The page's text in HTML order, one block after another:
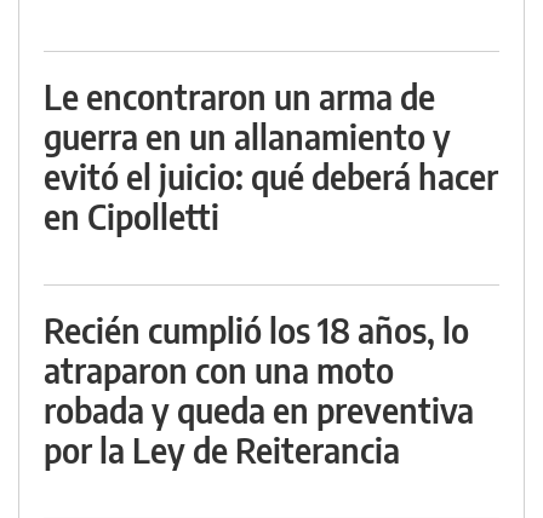
Le encontraron un arma de
guerra en un allanamiento y
evitó el juicio: qué deberá hacer
en Cipolletti
Recién cumplió los 18 años, lo
atraparon con una moto
robada y queda en preventiva
por la Ley de Reiterancia